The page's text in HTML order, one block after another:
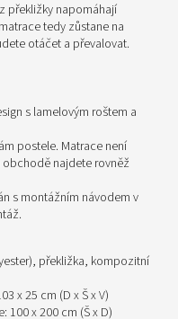
překližky napomáhají
tedy zůstane na
otáčet a převalovat.
s lamelovým roštem a
postele. Matrace není
obchodě najdete rovněž
s montážním návodem v
překližka, kompozitní
x 25 cm (D x Š x V)
100 x 200 cm (Š x D)